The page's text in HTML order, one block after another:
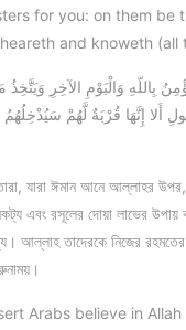
for you: on them be
and knoweth (all
أَلا إِنَّهَا قُرْبَةٌ لَّهُمْ
যারা ঈমান আনে আল্লাহর
এবং রসূলের দোয়া লাভের
আল্লাহ তাদেরকে নিজের
Arabs believe in